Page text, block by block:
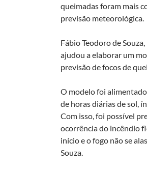
queimadas foram mais
previsão meteorológica.
Fábio Teodoro de
ajudou a elaborar um
previsão de focos de
O modelo foi
de horas diárias de sol,
Com isso, foi possível
ocorrência do incêndio
início e o fogo não se
Souza.